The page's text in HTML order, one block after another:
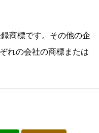
商標です。その他の企
れの会社の商標または